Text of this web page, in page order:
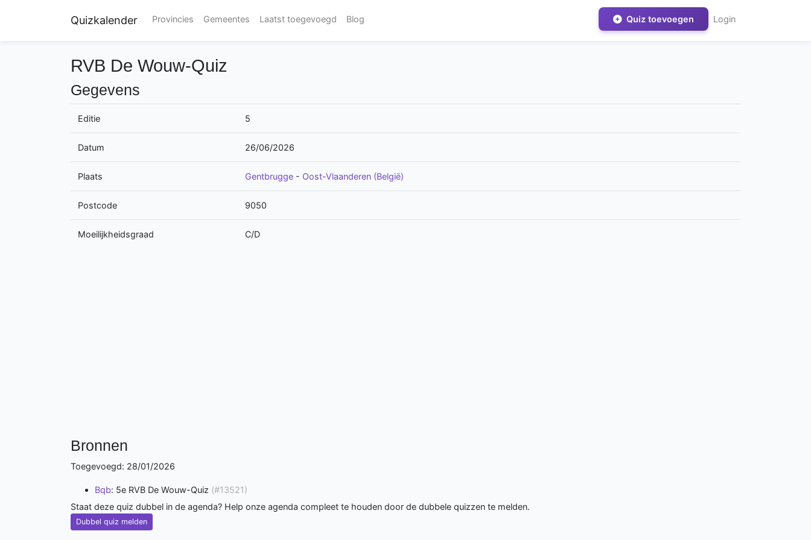
Quizkalender Provincies Gemeentes Laatst toegevoegd Blog Quiz toevoegen Login
RVB De Wouw-Quiz
Gegevens
Editie 5
Datum 26/06/2026
Plaats Gentbrugge - Oost-Vlaanderen (België)
Postcode 9050
Moeilijkheidsgraad C/D
Bronnen
Toegevoegd: 28/01/2026
Bqb: 5e RVB De Wouw-Quiz (#13521)
Staat deze quiz dubbel in de agenda? Help onze agenda compleet te houden door de dubbele quizzen te melden.
Dubbel quiz melden